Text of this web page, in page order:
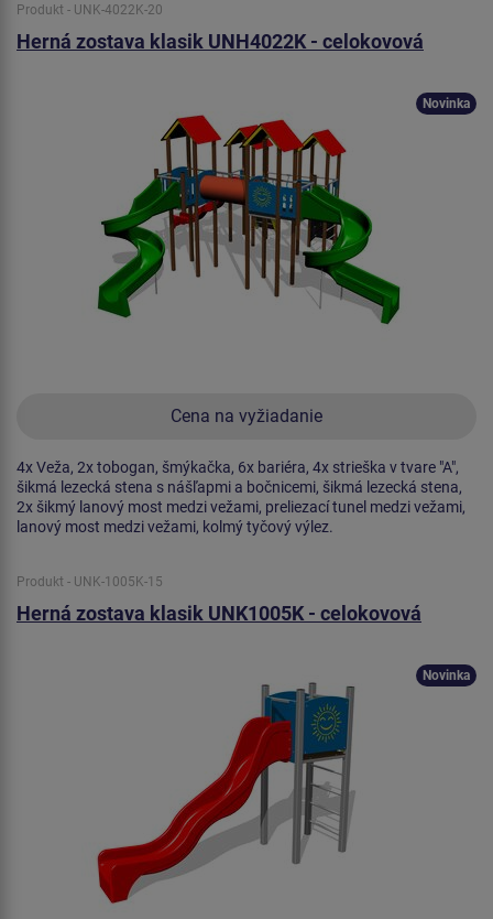
Produkt - UNK-4022K-20
Herná zostava klasik UNH4022K - celokovová
Cena na vyžiadanie
Novinka
4x Veža, 2x tobogan, šmýkačka, 6x bariéra, 4x strieška v tvare "A",
šikmá lezecká stena s nášľapmi a bočnicemi, šikmá lezecká stena,
2x šikmý lanový most medzi vežami, preliezací tunel medzi vežami,
lanový most medzi vežami, kolmý tyčový výlez.
Produkt - UNK-1005K-15
Herná zostava klasik UNK1005K - celokovová
Novinka